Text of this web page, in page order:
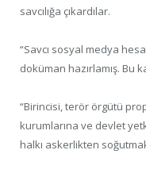
savcılığa çıkardılar.
“Savcı sosyal medya
doküman hazırlamış. Bu
“Birincisi, terör örgütü
kurumlarına ve devlet
halkı askerlikten